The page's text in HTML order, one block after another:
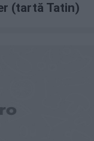
(tartă Tatin)